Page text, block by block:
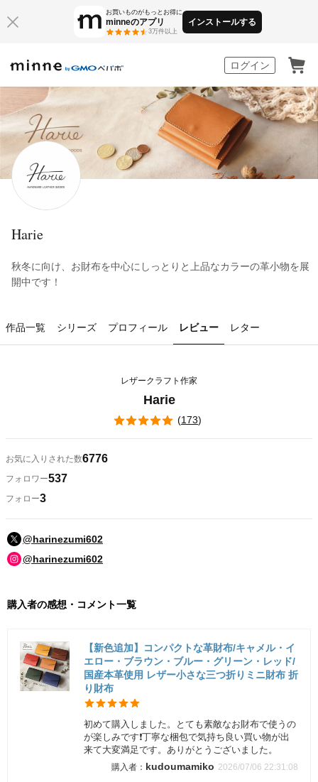
お買いものがもっとお得に
minneのアプリ
3万件以上
インストールする
ログイン
Harie
秋冬に向け、お財布を中心にしっとりと上品なカラーの革小物を展
開中です！
作品一覧 シリーズ プロフィール レビュー レター
レザークラフト作家
Harie
(173)
お気に入りされた数6776
フォロワー537
フォロー3
@harinezumi602
@harinezumi602
購入者の感想・コメント一覧
【新色追加】コンパクトな革財布/キャメル・イ
エロー・ブラウン・ブルー・グリーン・レッド/
国産本革使用 レザー小さな三つ折りミニ財布 折
り財布
初めて購入しました。とても素敵なお財布で使うの
が楽しみです❗丁寧な梱包で気持ち良い買い物が出
来て大変満足です。ありがとうございました。
kudoumamiko 2026/07/06 22:31:08